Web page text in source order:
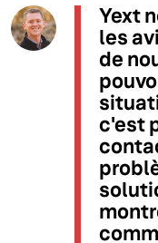
Yext
les
de
c'est